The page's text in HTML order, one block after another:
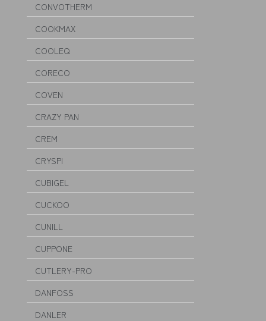
CONVOTHERM
COOKMAX
COOLEQ
CORECO
COVEN
CRAZY PAN
CREM
CRYSPI
CUBIGEL
CUCKOO
CUNILL
CUPPONE
CUTLERY-PRO
DANFOSS
DANLER